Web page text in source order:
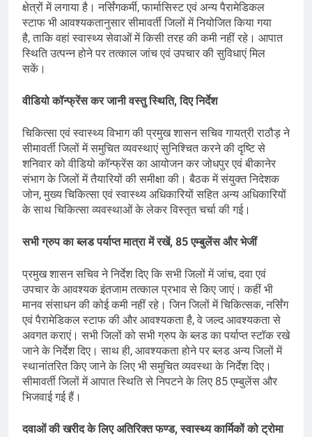
क्षेत्रों में लगाया है। नर्सिंगकर्मी, फार्मासिस्ट एवं अन्य पैरामेडिकल
स्टाफ भी आवश्यकतानुसार सीमावर्ती जिलों में नियोजित किया गया
है, ताकि वहां स्वास्थ्य सेवाओं में किसी तरह की कमी नहीं रहे। आपात
स्थिति उत्पन्न होने पर तत्काल जांच एवं उपचार की सुविधाएं मिल
सकें।
वीडियो कॉन्फ्रेंस कर जानी वस्तु स्थिति, दिए निर्देश
चिकित्सा एवं स्वास्थ्य विभाग की प्रमुख शासन सचिव गायत्री राठौड़ ने
सीमावर्ती जिलों में समुचित व्यवस्थाएं सुनिश्चित करने की दृष्टि से
शनिवार को वीडियो कॉन्फ्रेंस का आयोजन कर जोधपुर एवं बीकानेर
संभाग के जिलों में तैयारियों की समीक्षा की। बैठक में संयुक्त निदेशक
जोन, मुख्य चिकित्सा एवं स्वास्थ्य अधिकारियों सहित अन्य अधिकारियों
के साथ चिकित्सा व्यवस्थाओं के लेकर विस्तृत चर्चा की गई।
सभी ग्रुप का ब्लड पर्याप्त मात्रा में रखें, 85 एम्बुलेंस और भेजीं
प्रमुख शासन सचिव ने निर्देश दिए कि सभी जिलों में जांच, दवा एवं
उपचार के आवश्यक इंतजाम तत्काल प्रभाव से किए जाएं। कहीं भी
मानव संसाधन की कोई कमी नहीं रहे। जिन जिलों में चिकित्सक, नर्सिंग
एवं पैरामेडिकल स्टाफ की और आवश्यकता है, वे जल्द आवश्यकता से
अवगत कराएं। सभी जिलों को सभी ग्रुप के ब्लड का पर्याप्त स्टॉक रखे
जाने के निर्देश दिए। साथ ही, आवश्यकता होने पर ब्लड अन्य जिलों में
स्थानांतरित किए जाने के लिए भी समुचित व्यवस्था के निर्देश दिए।
सीमावर्ती जिलों में आपात स्थिति से निपटने के लिए 85 एम्बुलेंस और
भिजवाई गई हैं।
दवाओं की खरीद के लिए अतिरिक्त फण्ड, स्वास्थ्य कार्मिकों को ट्रोमा